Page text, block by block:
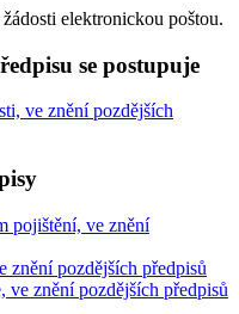
elektronickou poštou.
se postupuje
ve znění pozdějších
pojištění, ve znění
znění pozdějších předpisů
ve znění pozdějších předpisů